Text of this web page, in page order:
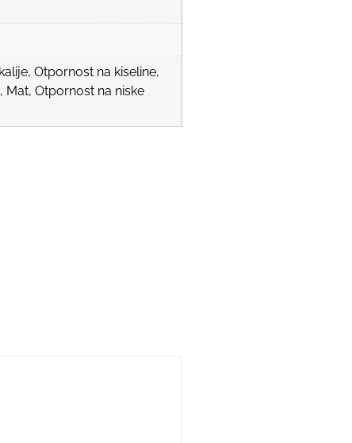
Otpornost na kiseline,
Otpornost na niske